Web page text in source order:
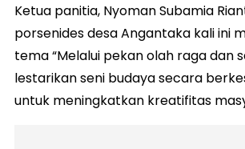
Ketua panitia, Nyoman Subamia
porsenides desa Angantaka kali ini
tema “Melalui pekan olah raga dan
lestarikan seni budaya secara
untuk meningkatkan kreatifitas